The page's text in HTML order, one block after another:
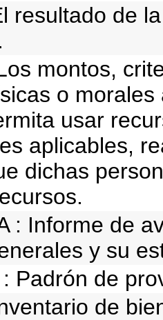
resultado de
montos,
o
usar
aplicables,
dichas
: Informe de
y su
Padrón de
de